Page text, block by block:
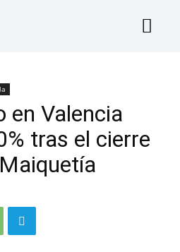
en Valencia
tras el cierre